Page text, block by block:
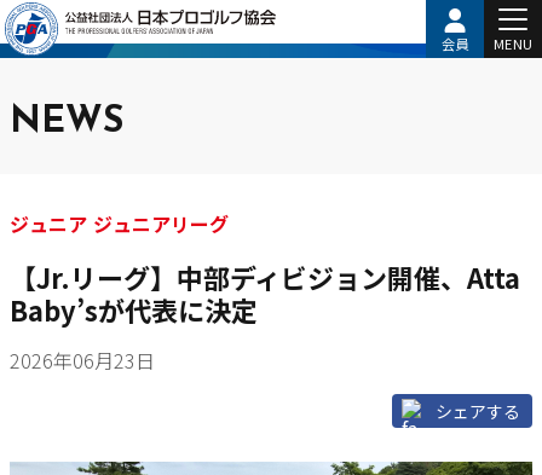
会員 MENU
NEWS
ジュニア ジュニアリーグ
【Jr.リーグ】中部ディビジョン開催、Atta
Baby’sが代表に決定
2026年06月23日
シェアする